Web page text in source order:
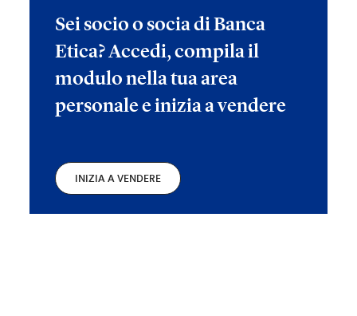
Sei socio o socia di Banca
Etica? Accedi, compila il
modulo nella tua area
personale e inizia a vendere
INIZIA A VENDERE